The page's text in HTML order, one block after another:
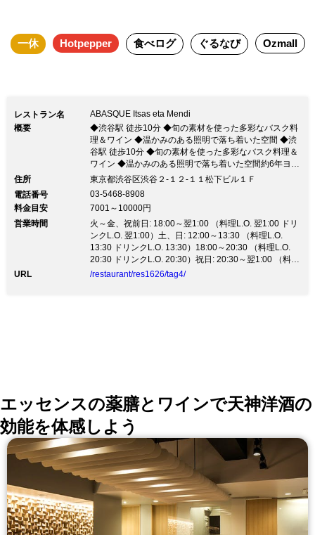
一休 Hotpepper 食べログ ぐるなび Ozmall
レストラン名
ABASQUE Itsas eta Mendi
概要
◆渋谷駅 徒歩10分 ◆旬の素材を使った多彩なバスク料
理＆ワイン ◆温かみのある照明で落ち着いた空間 ◆渋
谷駅 徒歩10分 ◆旬の素材を使った多彩なバスク料理＆
ワイン ◆温かみのある照明で落ち着いた空間約6年ヨー
ロッパ各地で腕を磨いたシェフが 旬の食材を使用した
Mendi》 毎月更新するおまかせコース(8000円／税別)
がおススメ。 シニアソムリエによるワインペアリング
もご提供しております。 20時30分以降の遅い時間はア
ラカルトでお楽しみください。 白とブラウンを基調と
する落ち着いた店内で、 デートや親しいお仲間と美味
しい酒食をお楽しみください。
住所
東京都渋谷区渋谷２‐１２‐１１松下ビル１Ｆ
電話番号
03-5468-8908
料金目安
7001～10000円
営業時間
火～金、祝前日: 18:00～翌1:00 （料理L.O. 翌1:00 ドリ
ンクL.O. 翌1:00）土、日: 12:00～13:30 （料理L.O.
13:30 ドリンクL.O. 13:30）18:00～20:30 （料理L.O.
20:30 ドリンクL.O. 20:30）祝日: 20:30～翌1:00 （料理
L.O. 翌1:00 ドリンクL.O. 翌1:00）
URL /restaurant/res1626/tag4/
エッセンスの薬膳とワインで天神洋酒の
効能を体感しよう